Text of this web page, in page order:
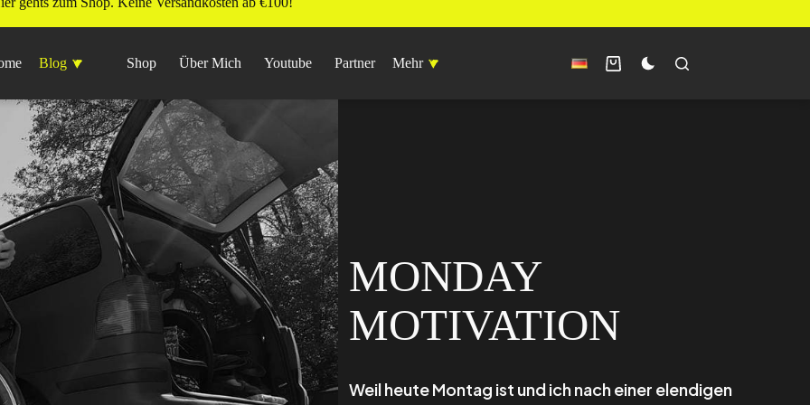
Blog Shop Über Mich Youtube Partner Mehr
MONDAY
MOTIVATION
Weil heute Montag ist und ich nach einer elendigen